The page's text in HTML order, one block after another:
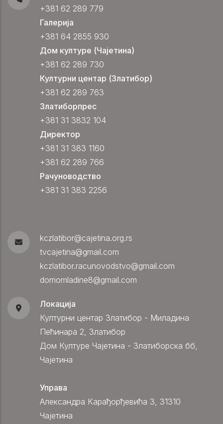
+381 62 289 779
Галерија
+381 64 2855 930
Дом културе (Чајетина)
+381 62 289 730
Културни центар (Златибор)
+381 62 289 763
Златиборпрес
+381 31 3832 104
Директор
+381 31 383 1160
+381 62 289 766
Рачуноводство
+381 31 383 2256
kczlatibor@cajetina.org.rs
tvcajetina@gmail.com
kczlatibor.racunovodstvo@gmail.com
domomladine8@gmail.com
Локација
Културни центар Златибор - Миладина
Пећинара 2, Златибор
Дом Културе Чајетина - Златиборска бб,
Чајетина
Управа
Александра Карађорђевића 3, 31310
Чајетина